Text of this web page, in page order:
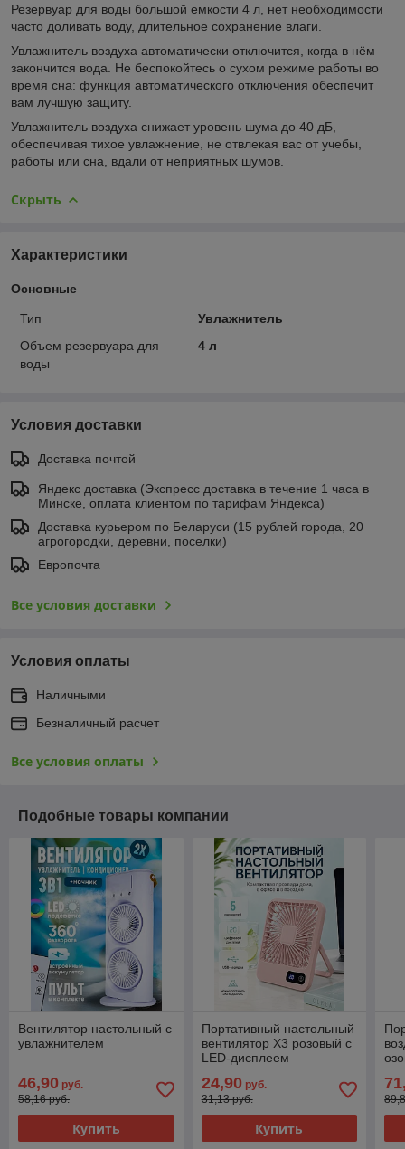
Резервуар для воды большой емкости 4 л, нет необходимости
часто доливать воду, длительное сохранение влаги.
Увлажнитель воздуха автоматически отключится, когда в нём
закончится вода. Не беспокойтесь о сухом режиме работы во
время сна: функция автоматического отключения обеспечит
вам лучшую защиту.
Увлажнитель воздуха снижает уровень шума до 40 дБ,
обеспечивая тихое увлажнение, не отвлекая вас от учебы,
работы или сна, вдали от неприятных шумов.
Скрыть
Характеристики
Основные
Тип
Увлажнитель
Объем резервуара для
воды
4 л
Условия доставки
Доставка почтой
Яндекс доставка (Экспресс доставка в течение 1 часа в
Минске, оплата клиентом по тарифам Яндекса)
Доставка курьером по Беларуси (15 рублей города, 20
агрогородки, деревни, поселки)
Европочта
Все условия доставки
Условия оплаты
Наличными
Безналичный расчет
Все условия оплаты
Подобные товары компании
Вентилятор настольный с
увлажнителем
46,90 руб.
58,16 руб.
Купить
Портативный настольный
вентилятор X3 розовый с
LED-дисплеем
24,90 руб.
31,13 руб.
Купить